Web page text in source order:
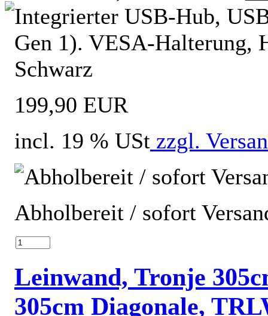
Integrierter USB-Hub,
Gen 1). VESA-Halterung,
Schwarz
199,90 EUR
incl. 19 % USt zzgl.
Abholbereit / sofort
Leinwand, Tronje
305cm Diagonale,